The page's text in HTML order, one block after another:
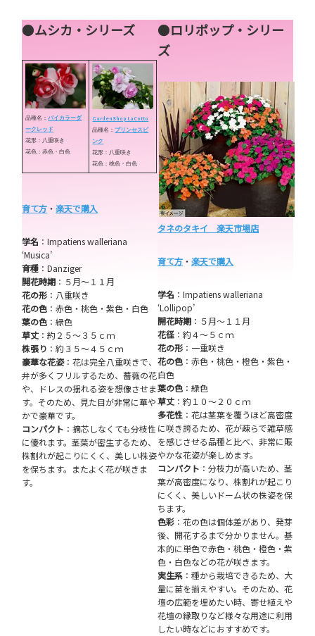
●ムシカ・シリーズ
品種名：バイカラーダ
ークレッド
花形：八重咲き
花色：赤色・白色
GardenShop LaCotto
品種名：プリンセスピ
ンク
花形：八重咲き
花色：桃色・白色
育て方 ・楽天で購入
学名 ：Impatiens walleriana
‘Musica’
育種 ：Danziger
開花時期 ：５月～１１月
花の形 ：八重咲き
花の色 ：赤色・桃色・紫色・白色
葉の色 ：緑色
草丈 ：約２５～３５ｃｍ
株張り ：約３５～４５ｃｍ
豪華な花姿：花は完全八重咲きで、
弁が多くフリルするため、薔薇の花
や、ドレスの揺れる姿を想像させま
す。そのため、見た目が非常に華や
かで豪華です。
コンパクト ：摘芯しなくても分枝性
に優れます。茎葉が密生するため、
株割れが起こりにくく、美しい株姿
を保ちます。またよく花が咲きま
す。
●ロリポップ・シリー
ズ
タネのタキイ 楽天市場店
育て方 ・ 楽天で購入
学名 ：Impatiens walleriana
‘Lollipop’
開花時期 ：５月～１１月
花径 ：約４～５ｃｍ
花の形 ：一重咲き
花の色 ：赤色・桃色・橙色・紫色・
白色
葉の色 ：緑色
草丈 ：約１０～２０ｃｍ
多花性 ：花は茎葉を覆うほど高密度
に咲き誇るため、花が疎らで雑草感
を感じさせる品種と比べ、非常に賑
やかな花姿が楽しめます。
コンパクト ：分枝力が高いため、茎
葉が高密度になり、株割れが起こり
にくく、美しいドーム状の株姿を保
ちます。
色彩 ：花の色は個体差があり、発芽
後、開花するまで分かりません。基
本的に単色で赤色・桃色・橙色・紫
色・白色などの花が咲きます。
実生系 ：種から栽培できるため、大
量に苗を揃えやすい。そのため、花
壇の広範を埋めたい時、寄せ植えや
花壇の縁取りなど様々な用途に利用
したい時などにおすすめです。